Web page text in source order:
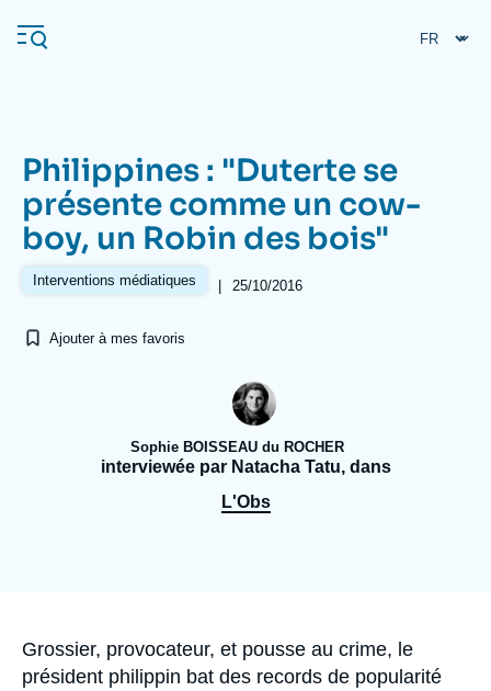
au
contenu
Navigation
principale
L'Ifri
Se connecter
À propos de l'Ifri
Proche-Orient
Philippines : "Duterte se
présente comme un cow-
boy, un Robin des bois"
Interventions médiatiques | 25/10/2016
Ajouter à mes favoris
Sophie BOISSEAU du ROCHER
interviewée par Natacha Tatu, dans
L'Obs
Accroche
Grossier, provocateur, et pousse au crime, le
président philippin bat des records de popularité